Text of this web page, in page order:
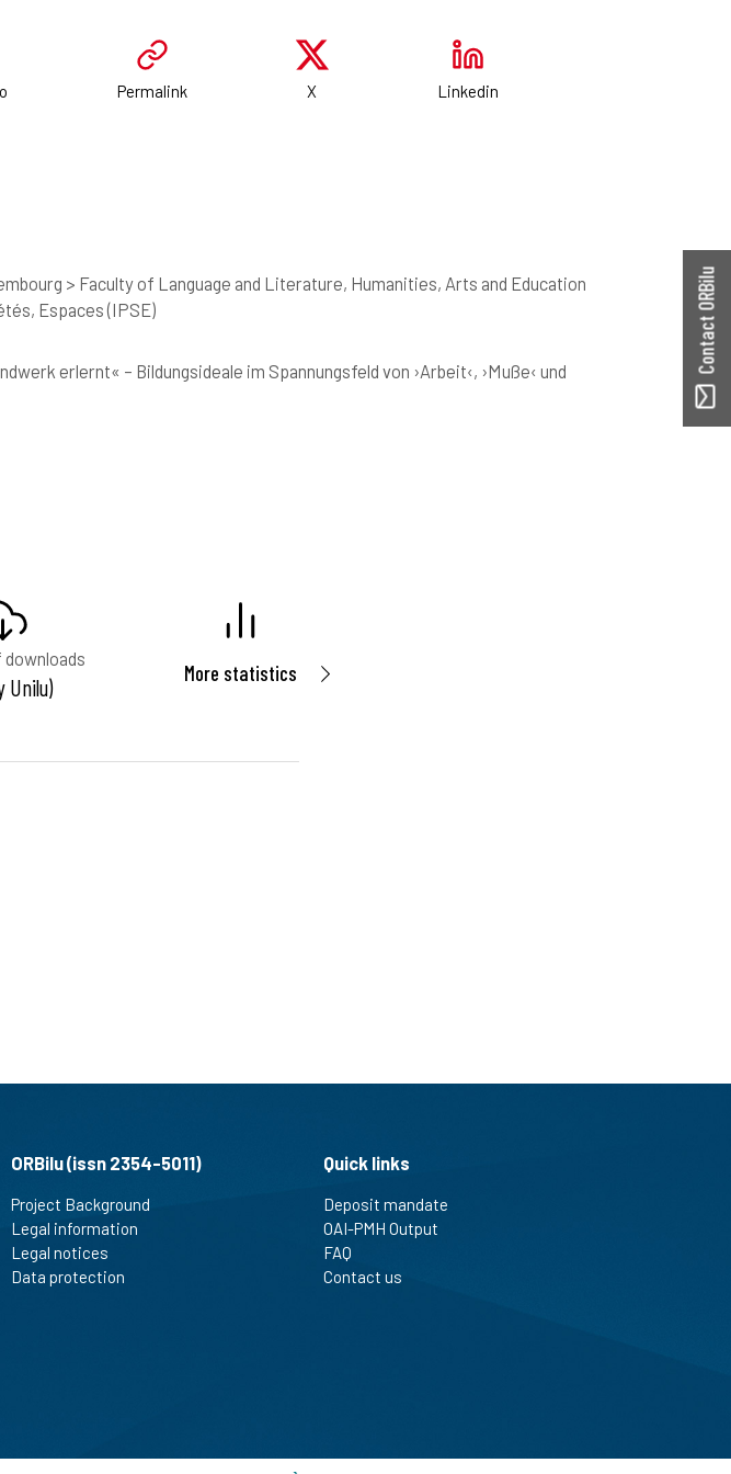
Permalink X Linkedin
> Faculty of Language and Literature, Humanities, Arts and Education
Espaces (IPSE)
erlernt« – Bildungsideale im Spannungsfeld von ›Arbeit‹, ›Muße‹ und
Unilu) More statistics
Contact ORBilu
ORBilu (issn 2354-5011)
Project Background
Legal information
Legal notices
Data protection
Quick links
Deposit mandate
OAI-PMH Output
FAQ
Contact us